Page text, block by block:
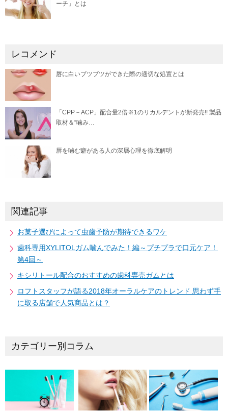
ーチ」とは
レコメンド
唇に白いブツブツができた際の適切な処置とは
「CPP－ACP」配合量2倍※1のリカルデントが新発売!! 製品
取材＆“噛み…
唇を噛む癖がある人の深層心理を徹底解明
関連記事
お菓子選びによって虫歯予防が期待できるワケ
歯科専用XYLITOLガム噛んでみた！編～プチプラで口元ケア！
第4回～
キシリトール配合のおすすめの歯科専売ガムとは
ロフトスタッフが語る2018年オーラルケアのトレンド 思わず手
に取る店舗で人気商品とは？
カテゴリー別コラム